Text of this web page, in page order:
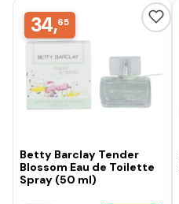
34,65
Betty Barclay Tender
Blossom Eau de Toilette
Spray (50 ml)